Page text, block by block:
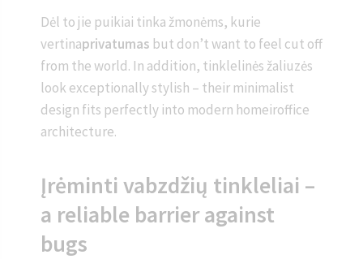
Dėl to jie puikiai tinka žmonėms, kurie
vertinaprivatumas but don’t want to feel cut off
from the world. In addition, tinklelinės žaliuzės
look exceptionally stylish – their minimalist
design fits perfectly into modern homeiroffice
architecture.
Įrėminti vabzdžių tinkleliai –
a reliable barrier against
bugs